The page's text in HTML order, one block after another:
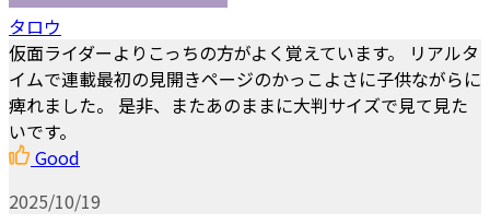
タロウ
仮面ライダーよりこっちの方がよく覚えています。 リアルタ
イムで連載最初の見開きページのかっこよさに子供ながらに
痺れました。 是非、またあのままに大判サイズで見て見た
いです。
Good
2025/10/19